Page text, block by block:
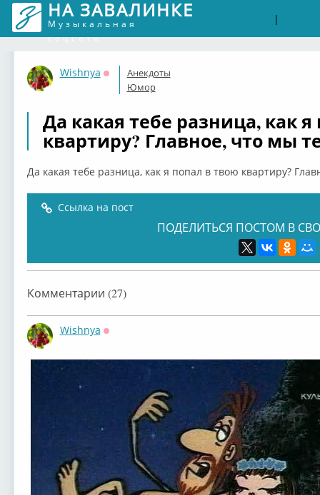
НА ЗАВАЛИНКЕ
Музыкальная
соцсеть
|
Wishnya
Оффлайн
Анекдоты
Юмор
Да какая тебе разница, как
квартиру? Главное, что мы
Да какая тебе разница, как я попал в твою квартиру?
Ссылка на пост
ПОДЕЛИТЬСЯ ПОСТОМ В
Комментарии (27)
Wishnya